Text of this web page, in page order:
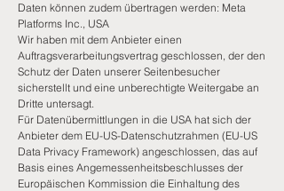
Daten können zudem übertragen werden: Meta
Platforms Inc., USA
Wir haben mit dem Anbieter einen
Auftragsverarbeitungsvertrag geschlossen, der den
Schutz der Daten unserer Seitenbesucher
sicherstellt und eine unberechtigte Weitergabe an
Dritte untersagt.
Für Datenübermittlungen in die USA hat sich der
Anbieter dem EU-US-Datenschutzrahmen (EU-US
Data Privacy Framework) angeschlossen, das auf
Basis eines Angemessenheitsbeschlusses der
Europäischen Kommission die Einhaltung des